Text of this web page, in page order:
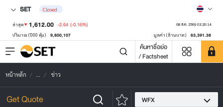
SET Closed
ล่าสุด 1,612.00 -2.64 (-0.16%) 08 ส.ค. 2569 03:20:14
ปริมาณ ('000 หุ้น) 9,800,107 มูลค่า (ล้านบาท) 63,391.38
ค้นหาชื่อย่อ
/ Factsheet
หน้าหลัก ... ข่าว
WFX